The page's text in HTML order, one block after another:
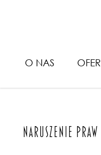
O NAS
NARUSZENIE